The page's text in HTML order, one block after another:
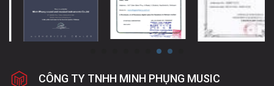
CÔNG TY TNHH MINH PHỤNG MUSIC